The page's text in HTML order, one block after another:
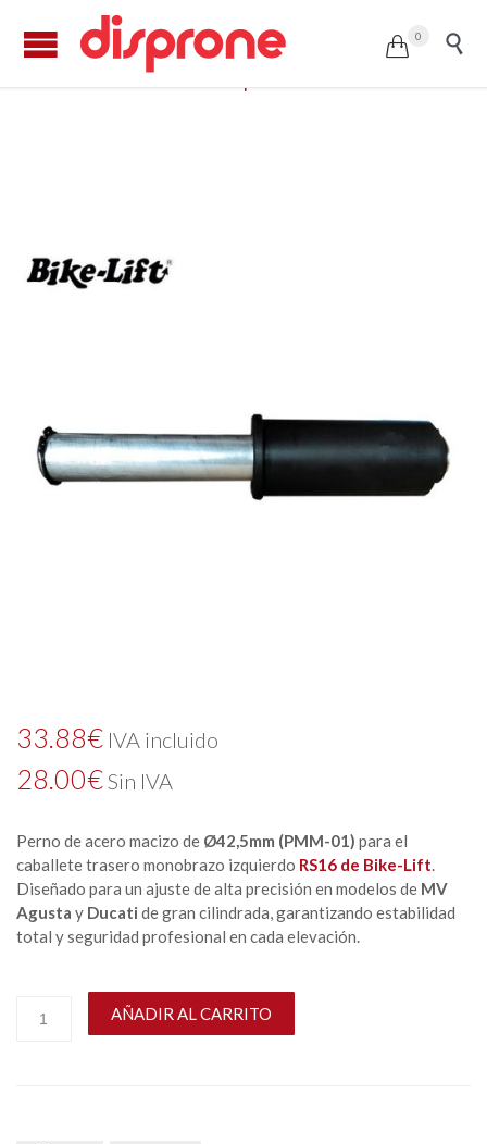
 0 
Perno Ø42,5mm. para MV AGUSTA
33.88€ IVA incluido
28.00€Sin IVA
Perno de acero macizo de Ø42,5mm (PMM-01) para el
caballete trasero monobrazo izquierdo RS16 de Bike-Lift.
Diseñado para un ajuste de alta precisión en modelos de MV
Agusta y Ducati de gran cilindrada, garantizando estabilidad
total y seguridad profesional en cada elevación.
AÑADIR AL CARRITO